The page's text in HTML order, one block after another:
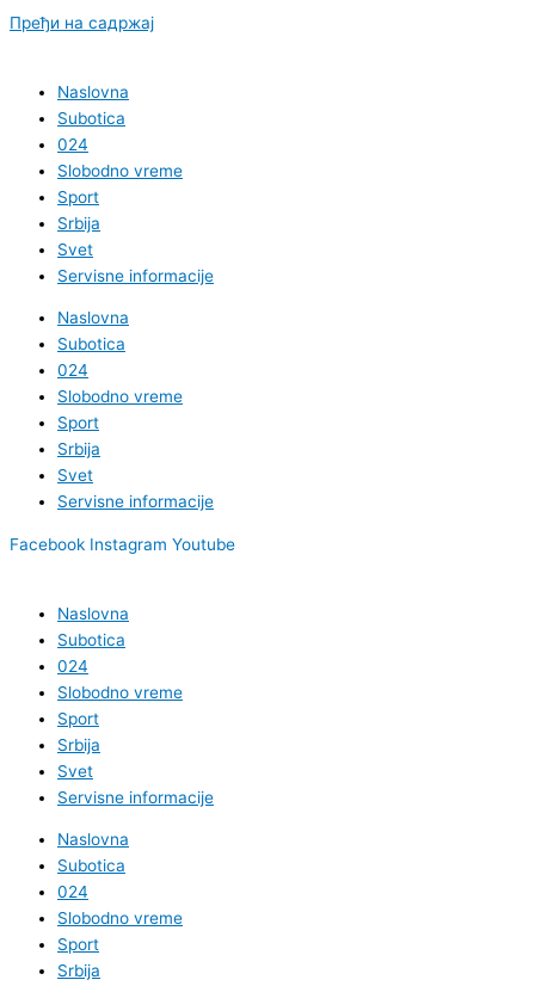
Пређи на садржај
Naslovna
Subotica
024
Slobodno vreme
Sport
Srbija
Svet
Servisne informacije
Naslovna
Subotica
024
Slobodno vreme
Sport
Srbija
Svet
Servisne informacije
Facebook Instagram Youtube
Naslovna
Subotica
024
Slobodno vreme
Sport
Srbija
Svet
Servisne informacije
Naslovna
Subotica
024
Slobodno vreme
Sport
Srbija